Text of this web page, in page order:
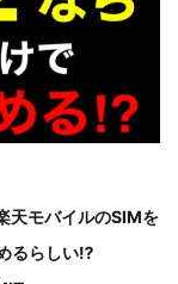
天モバイルのSIMを
るらしい⁉